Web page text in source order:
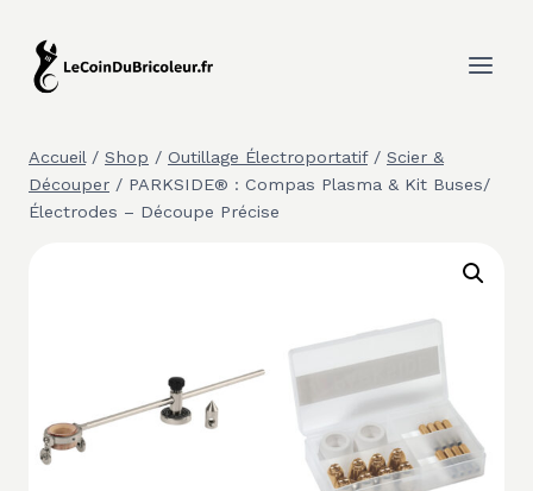
contenu
Accueil / Shop / Outillage Électroportatif / Scier &
Découper / PARKSIDE® : Compas Plasma & Kit Buses/
Électrodes – Découpe Précise